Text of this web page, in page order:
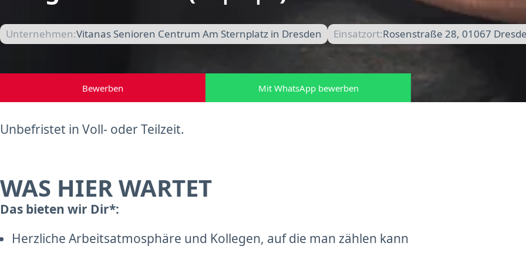
Unternehmen:Vitanas Senioren Centrum Am Sternplatz in Dresden Einsatzort:Rosenstraße 28, 01067
Bewerben Mit WhatsApp bewerben
Unbefristet in Voll- oder Teilzeit.
WAS HIER WARTET
Das bieten wir Dir*:
Herzliche Arbeitsatmosphäre und Kollegen, auf die man zählen kann